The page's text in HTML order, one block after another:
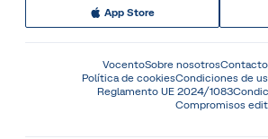
App Store
VocentoSobre nosotrosContacto
Política de cookiesCondiciones de
Reglamento UE 2024/1083
Compromisos